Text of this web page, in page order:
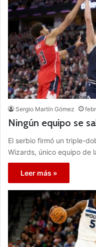
Sergio Martín Gómez
Ningún equipo se
El serbio firmó un triple-
Wizards, único equipo de
Leer más »